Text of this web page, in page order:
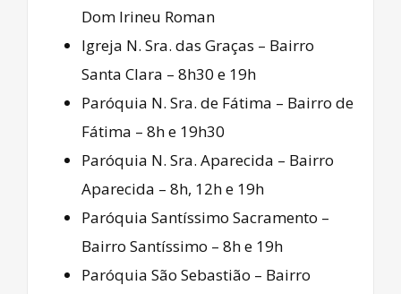
Dom Irineu Roman
Igreja N. Sra. das Graças – Bairro
Santa Clara – 8h30 e 19h
Paróquia N. Sra. de Fátima – Bairro de
Fátima – 8h e 19h30
Paróquia N. Sra. Aparecida – Bairro
Aparecida – 8h, 12h e 19h
Paróquia Santíssimo Sacramento –
Bairro Santíssimo – 8h e 19h
Paróquia São Sebastião – Bairro